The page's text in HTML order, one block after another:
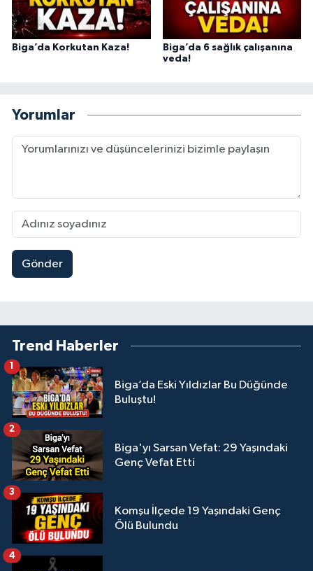
Biga’da Korkutan Kaza!
Biga’da 6 sağlık çalışanına
veda!
Yorumlar
Gönder
Trend Haberler
Biga’da Eski Yıldızlar Bu Düğünde
Buluştu!
1
Biga'yı Sarsan Vefat: 29 Yaşındaki
Genç Vefat Etti
2
Komşu İlçede 19 Yaşındaki Genç
Ölü Bulundu
3
4